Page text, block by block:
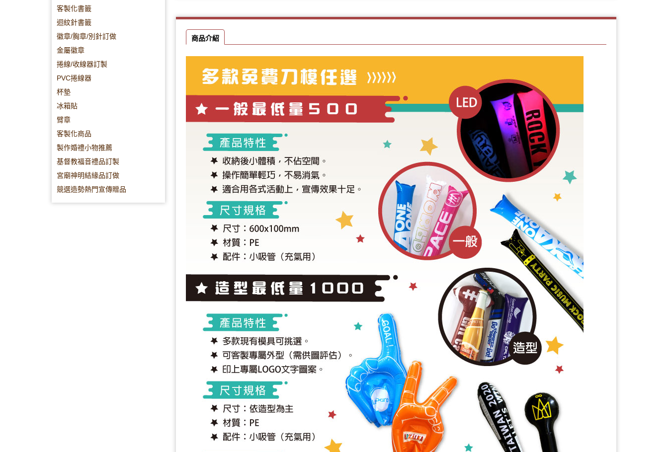
客製化書籤
迴紋針書籤
徽章/胸章/別針訂做
金屬徽章
捲線/收線器訂製
PVC捲線器
杯墊
冰箱貼
臂章
客製化商品
製作婚禮小物推薦
基督教福音禮品訂製
宮廟神明結緣品訂做
競選造勢熱門宣傳贈品
商品介紹